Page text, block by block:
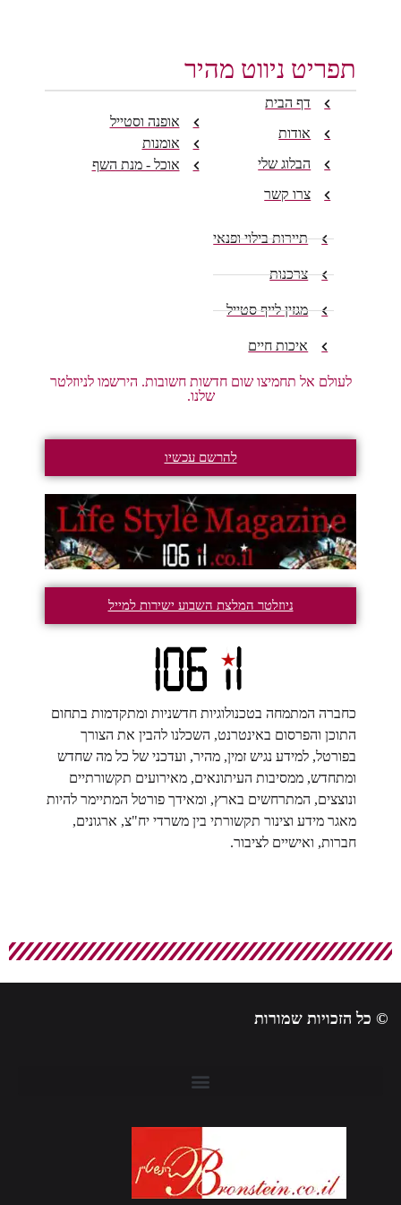
תפריט ניווט מהיר
דף הבית
אודות
הבלוג שלי
צרו קשר
אופנה וסטייל
אומנות
אוכל - מנת השף
תיירות בילוי ופנאי
צרכנות
מגזין לייף סטייל
איכות חיים
לעולם אל תחמיצו שום חדשות חשובות. הירשמו לניוזלטר
שלנו.
להרשם עכשיו
ניוזלטר המלצת השבוע ישירות למייל
כחברה המתמחה בטכנולוגיות חדשניות ומתקדמות בתחום
התוכן והפרסום באינטרנט, השכלנו להבין את הצורך
בפורטל, למידע נגיש זמין, מהיר, ועדכני של כל מה שחדש
ומתחדש, ממסיבות העיתונאים, מאירועים תקשורתיים
ונוצצים, המתרחשים בארץ, ומאידך פורטל המתיימר להיות
מאגר מידע וצינור תקשורתי בין משרדי יח"צ, ארגונים,
חברות, ואישיים לציבור.
כל הזכויות שמורות